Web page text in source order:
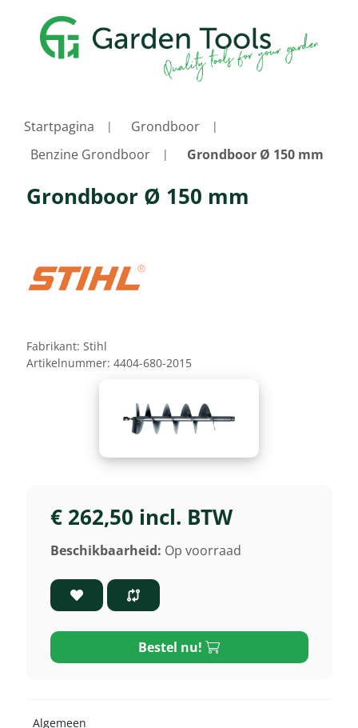
Startpagina
Grondboor
Benzine Grondboor
Grondboor Ø 150 mm
Grondboor Ø 150 mm
Fabrikant: Stihl
Artikelnummer: 4404-680-2015
€ 262,50 incl. BTW
Beschikbaarheid: Op voorraad
Bestel nu!
Algemeen